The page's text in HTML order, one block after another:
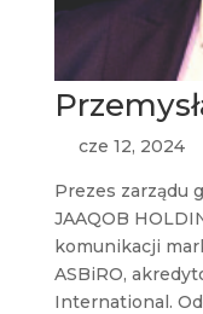
cze 12, 2024
Prezes zarządu
JAAQOB
komunikacji
ASBiRO,
International.